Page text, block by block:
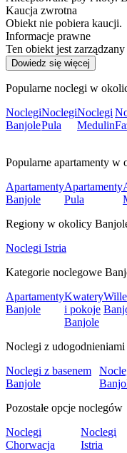
Kaucja zwrotna
Obiekt nie pobiera kaucji.
Informacje prawne
Ten obiekt jest
Dowiedz się więcej
Popularne noclegi w
Noclegi
Banjole
Noclegi
Pula
Noclegi
Medulin
Popularne apartamenty w
Apartamenty
Banjole
Apartamenty
Pula
Regiony w okolicy
Noclegi Istria
Kategorie noclegowe
Apartamenty
Banjole
Kwatery
i pokoje
Banjole
Wille
Noclegi z
Noclegi z basenem
Banjole
Pozostałe opcje noclegów
Noclegi
Chorwacja
Noclegi
Istria